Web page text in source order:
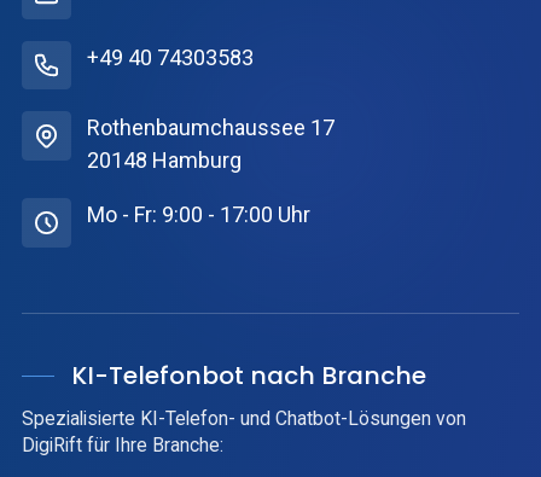
+49 40 74303583
Rothenbaumchaussee 17
20148 Hamburg
Mo - Fr: 9:00 - 17:00 Uhr
KI-Telefonbot nach Branche
Spezialisierte KI-Telefon- und Chatbot-Lösungen von
DigiRift für Ihre Branche: